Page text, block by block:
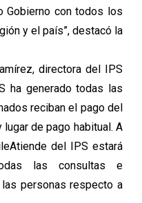
Gobierno con todos los
y el país”, destacó la
directora del IPS
ha generado todas las
reciban el pago del
de pago habitual. A
del IPS estará
las consultas e
personas respecto a